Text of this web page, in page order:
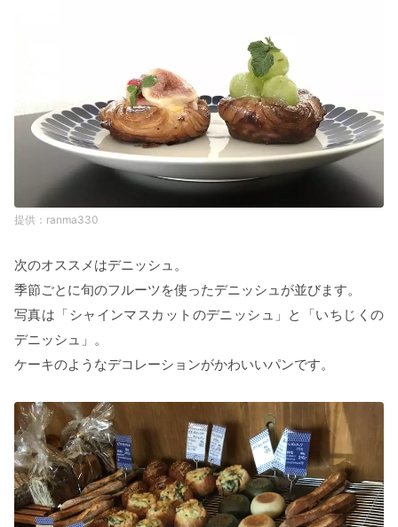
ranma330
次のオススメはデニッシュ。
季節ごとに旬のフルーツを使ったデニッシュが並びます。
写真は「シャインマスカットのデニッシュ」と「いちじくの
デニッシュ」。
ケーキのようなデコレーションがかわいいパンです。